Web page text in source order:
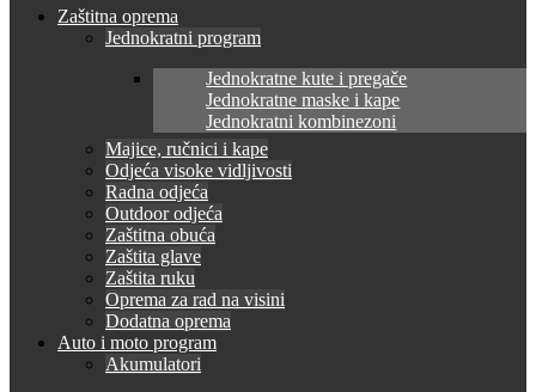
Zaštitna oprema
Jednokratni program
Jednokratne kute i pregače
Jednokratne maske i kape
Jednokratni kombinezoni
Majice, ručnici i kape
Odjeća visoke vidljivosti
Radna odjeća
Outdoor odjeća
Zaštitna obuća
Zaštita glave
Zaštita ruku
Oprema za rad na visini
Dodatna oprema
Auto i moto program
Akumulatori